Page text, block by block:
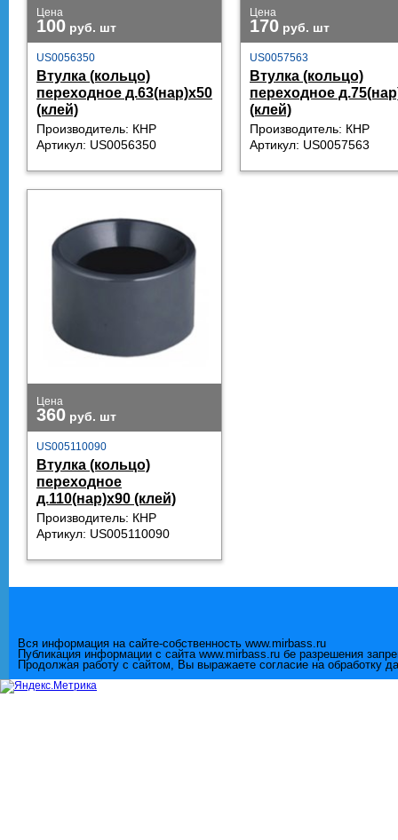
Цена
100 руб. шт
US0056350
Втулка (кольцо)
переходное д.63(нар)х50
(клей)
Производитель: КНР
Артикул: US0056350
Цена
170 руб. шт
US0057563
Втулка (кольцо)
переходное
(клей)
Производитель: КНР
Артикул: US0057563
Цена
360 руб. шт
US005110090
Втулка (кольцо)
переходное
д.110(нар)х90 (клей)
Производитель: КНР
Артикул: US005110090
Вся информация на сайте-собственность www.mirbass.ru
Публикация информации с сайта www.mirbass.ru бе разрешения
Продолжая работу с сайтом, Вы выражаете согласие на обработку